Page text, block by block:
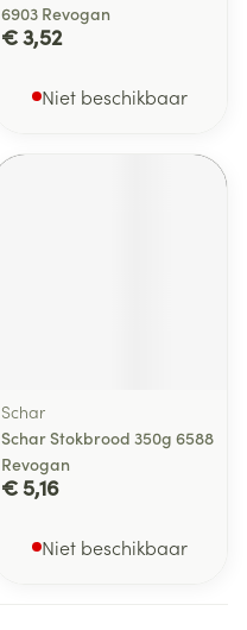
6903 Revogan
€ 3,52
Niet beschikbaar
Schar
Schar Stokbrood 350g 6588
Revogan
€ 5,16
Niet beschikbaar